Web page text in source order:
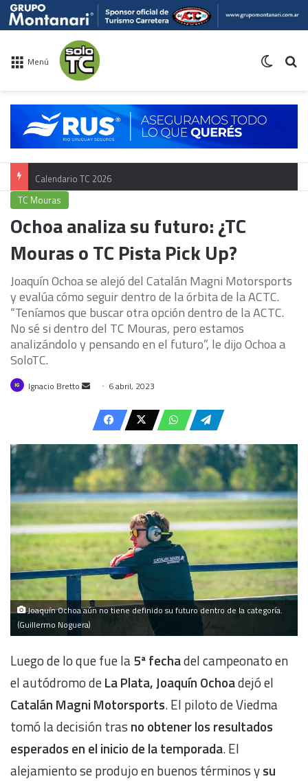
Menú
Calendario TC 2026
TC Mouras
Ochoa analiza su futuro: ¿TC
Mouras o TC Pista Pick Up?
Joaquín Ochoa se alejó del Catalán Magni Motorsports
y evalúa cómo seguir dentro de la órbita de la ACTC.
“Teníamos que buscar otra opción dentro de la ACTC.
No sé si dentro del TC Mouras, pero estamos
analizándolo y pensando en el futuro”, le dijo Ochoa a
SoloTC.
Ignacio Bretto
Send
email
6 abril, 2023
Joaquín Ochoa aún no tiene definido su futuro dentro de la categoría.
(Guillermo Noguera)
Luego de lo que fue la5ª fechadel campeonato en
el autódromo deLa Plata,Joaquín Ochoadejó el
Catalán Magni Motorsports. El piloto de Viedma
tomó la decisión tras no obtener los resultados
esperados en el inicio de la temporada. El
alejamiento se produjo en buenos términos ysu